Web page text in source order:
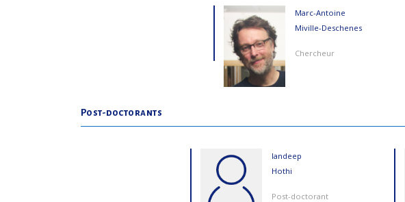
Marc-Antoine
Miville-Deschenes
Chercheur
Post-doctorants
Iandeep
Hothi
Post-doctorant